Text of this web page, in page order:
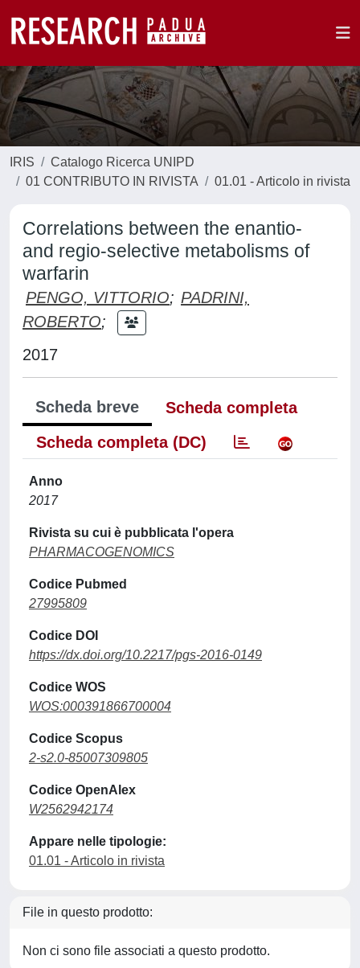
IRIS
Catalogo Ricerca UNIPD
01 CONTRIBUTO IN RIVISTA
01.01 - Articolo in rivista
Correlations between the enantio-
and regio-selective metabolisms of
warfarin
PENGO, VITTORIO; PADRINI,
ROBERTO;
2017
Scheda breve
Scheda completa
Scheda completa (DC)
Anno
2017
Rivista su cui è pubblicata l'opera
PHARMACOGENOMICS
Codice Pubmed
27995809
Codice DOI
https://dx.doi.org/10.2217/pgs-2016-0149
Codice WOS
WOS:000391866700004
Codice Scopus
2-s2.0-85007309805
Codice OpenAlex
W2562942174
Appare nelle tipologie:
01.01 - Articolo in rivista
File in questo prodotto:
Non ci sono file associati a questo prodotto.